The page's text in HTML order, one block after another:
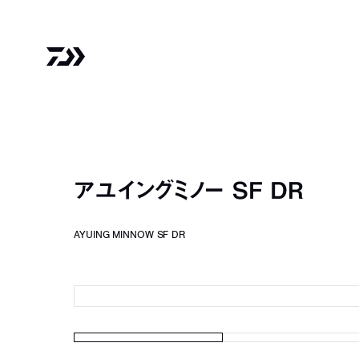
アユイングミノー SF DR
AYUING MINNOW SF DR